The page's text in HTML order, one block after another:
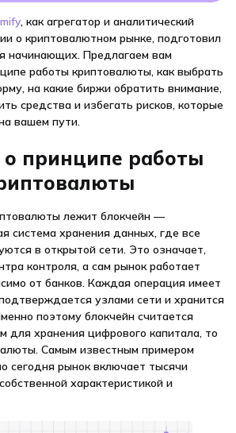
, как агрегатор и аналитический
о криптовалютном рынке, подготовил
начинающих. Предлагаем вам
работы криптовалюты, как выбрать
на какие биржи обратить внимание,
средства и избегать рисков, которые
вашем пути.
о принципе работы
лежит блокчейн —
система хранения данных, где все
в открытой сети. Это означает,
контроля, а сам рынок работает
от банков. Каждая операция имеет
узлами сети и хранится
поэтому блокчейн считается
хранения цифрового капитала, то
Самым известным примером
сегодня рынок включает тысячи
характеристикой и